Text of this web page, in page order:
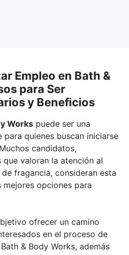
Empleo en Bath &
para Ser
y Beneficios
Works puede ser una
quienes buscan iniciarse
candidatos,
valoran la atención al
fragancia, consideran esta
opciones para
ofrecer un camino
en el proceso de
& Body Works, además